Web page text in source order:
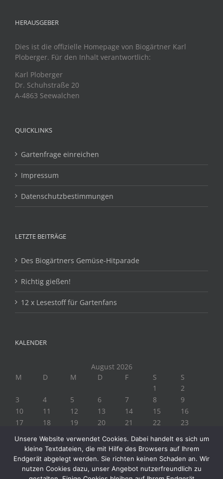
HERAUSGEBER
Dies ist die offizielle Homepage von Biogärtner Karl
Ploberger. Für den Inhalt verantwortlich:
Karl Ploberger
Dr. Schuhstraße 20
A-4863 Seewalchen
QUICKLINKS
Gartenfrage einreichen
Impressum
Datenschutzbestimmungen
LETZTE BEITRÄGE
Des Biogärtners Gemüse-Hitparade
Richtig gießen!
12 x Lesestoff für Gartenfans
KALENDER
August 2026
M
D M D F S
S
1
2
3
4 5 6 7 8
9
10
11 12 13 14 15
16
17
18 19 20 21 22
23
24
25 27 28
« Juli
Unsere Website verwendet Cookies. Dabei handelt es sich um
kleine Textdateien, die mit Hilfe des Browsers auf Ihrem
Endgerät abgelegt werden. Sie richten keinen Schaden an. Wir
nutzen Cookies dazu, unser Angebot nutzerfreundlich zu